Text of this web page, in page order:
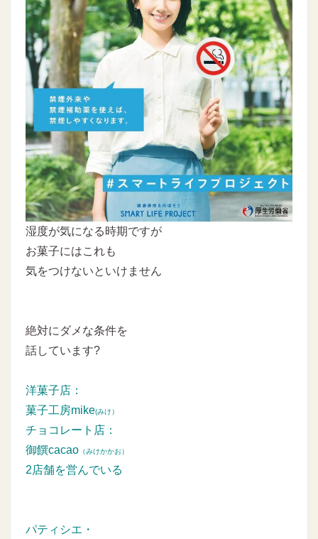
湿度が気になる時期ですが
お菓子にはこれも
気をつけないといけません
絶対にダメな条件を
話しています?
洋菓子店：
菓子工房mike(みけ）
チョコレート店：
御饌cacao （みけかかお）
2店舗を営んでいる
パティシエ・